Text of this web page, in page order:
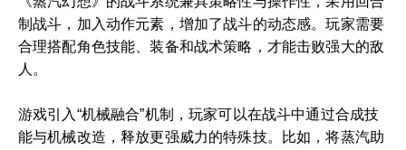
制战斗，加入动作元素，增加了战斗的动态感。玩家需要
合理搭配角色技能、装备和战术策略，才能击败强大的敌
人。
游戏引入“机械融合”机制，玩家可以在战斗中通过合成技
能与机械改造，释放更强威力的特殊技。比如，将蒸汽助